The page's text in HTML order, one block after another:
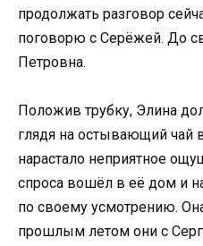
продолжать разговор
поговорю с Серёжей. До
Петровна.
Положив трубку, Элина
глядя на остывающий чай
нарастало неприятное
спроса вошёл в её дом и
по своему усмотрению.
прошлым летом они с